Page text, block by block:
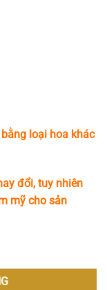
loại hoa khác
đổi, tuy nhiên
mỹ cho sản